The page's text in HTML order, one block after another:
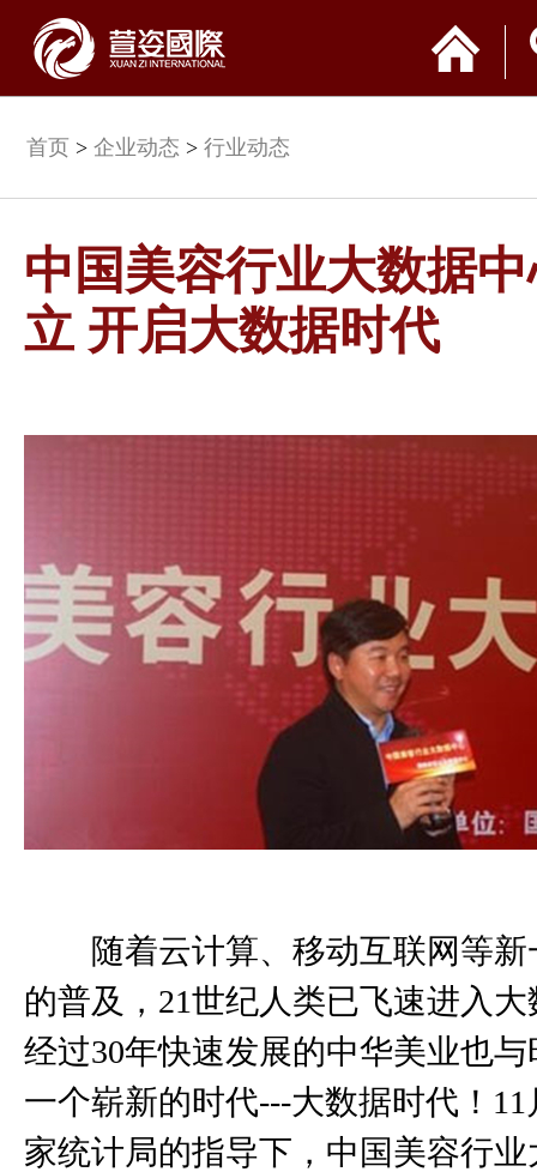
首页 > 企业动态 > 行业动态
中国美容行业大数据
立 开启大数据时代
随着云计算、移动互联网等新
的普及， 21世纪人类已飞速进入
经过30年快速发展的中华美业也
一个崭新的时代---大数据时代！ 11
家统计局的指导下，中国美容行